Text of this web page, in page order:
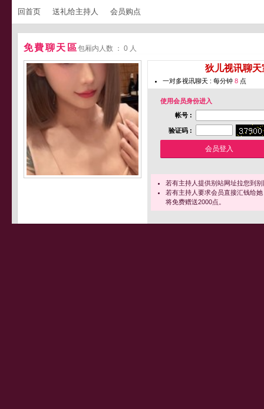
回首页 送礼给主持人 会员购点
免費聊天區包厢内人数 ： 0 人
狄儿视讯聊天
一对多视讯聊天 : 每分钟 8 点
使用会员身份进入
帐号 :
验证码 :
若有主持人提供别站网址拉您到
若有主持人要求会员直接汇钱给
将免费赠送2000点。